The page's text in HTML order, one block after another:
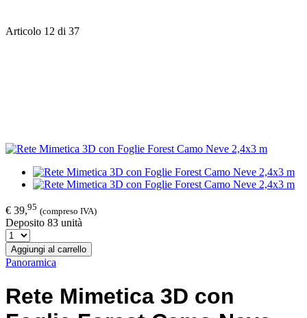
Articolo 12 di 37
€ 39,95 (compreso IVA)
Deposito 83 unità
Aggiungi al carrello
Panoramica
Rete Mimetica 3D con